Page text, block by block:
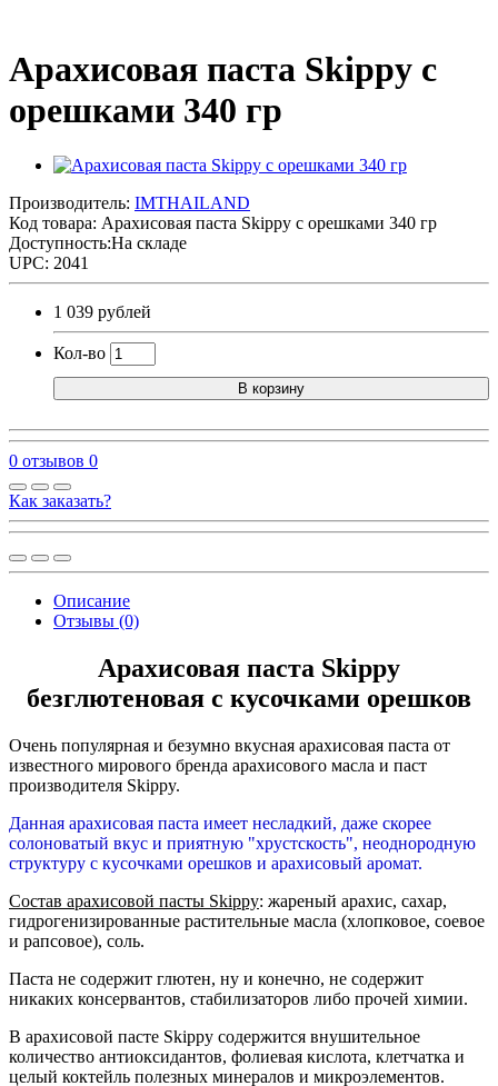
Арахисовая паста Skippy с
орешками 340 гр
Производитель: IMTHAILAND
Код товара: Арахисовая паста Skippy с орешками 340 гр
Доступность:На складе
UPC: 2041
1 039 рублей
Кол-во
В корзину
0 отзывов 0
Как заказать?
Описание
Отзывы (0)
Арахисовая паста Skippy
безглютеновая с кусочками орешков
Очень популярная и безумно вкусная арахисовая паста от
известного мирового бренда арахисового масла и паст
производителя Skippy.
Данная арахисовая паста имеет несладкий, даже скорее
солоноватый вкус и приятную "хрустскость", неоднородную
структуру с кусочками орешков и арахисовый аромат.
Состав арахисовой пасты Skippy: жареный арахис, сахар,
гидрогенизированные растительные масла (хлопковое, соевое
и рапсовое), соль.
Паста не содержит глютен, ну и конечно, не содержит
никаких консервантов, стабилизаторов либо прочей химии.
В арахисовой пасте Skippy содержится внушительное
количество антиоксидантов, фолиевая кислота, клетчатка и
целый коктейль полезных минералов и микроэлементов.